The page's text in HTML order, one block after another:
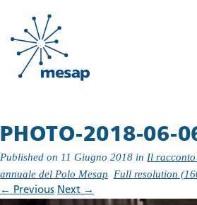
PHOTO-2018-06-
Published on 11 Giugno 2018 in Il racconto
annuale del Polo Mesap
Full resolution
← Previous Next →